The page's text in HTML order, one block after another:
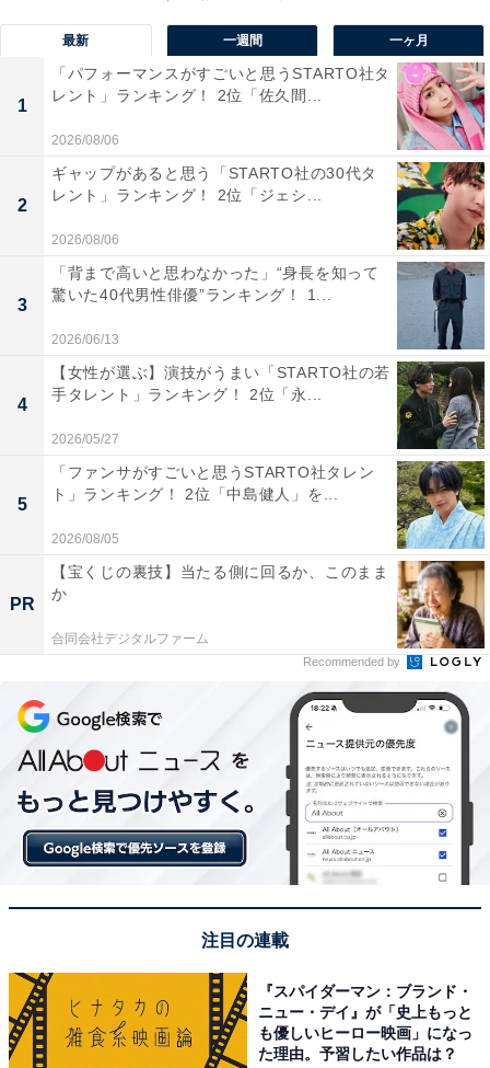
最後から二番目の恋【プライム会員なら3話お試し見放
題】
1位：中井貴一『続・続・最後から二番目の恋』／
2025.4.5Blog
海とネクタイhttps://t.co/iT4w7pY3Y5#中井貴一
最新 一週間 一ヶ月
1
「パフォーマンスがすごいと思うSTARTO社タ
レント」ランキング！ 2位「佐久間...
2026/08/06
2
ギャップがあると思う「STARTO社の30代タ
レント」ランキング！ 2位「ジェシ...
2026/08/06
3
「背まで高いと思わなかった」“身長を知って
驚いた40代男性俳優”ランキング！ 1...
2026/06/13
4
【女性が選ぶ】演技がうまい「STARTO社の若
手タレント」ランキング！ 2位「永...
2026/05/27
5
「ファンサがすごいと思うSTARTO社タレン
ト」ランキング！ 2位「中島健人」を...
2026/08/05
PR
【宝くじの裏技】当たる側に回るか、このまま
か
合同会社デジタルファーム
Recommended by
注目の連載
『スパイダーマン：ブランド・
ニュー・デイ』が「史上もっと
も優しいヒーロー映画」になっ
た理由。予習したい作品は？